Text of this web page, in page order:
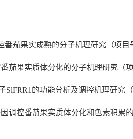
番茄果实成熟的分子机理研究（项目
茄果实质体分化的分子机理研究（项
SlFRR1 的功能分析及调控机理研究（
调控番茄果实质体分化和色素积累